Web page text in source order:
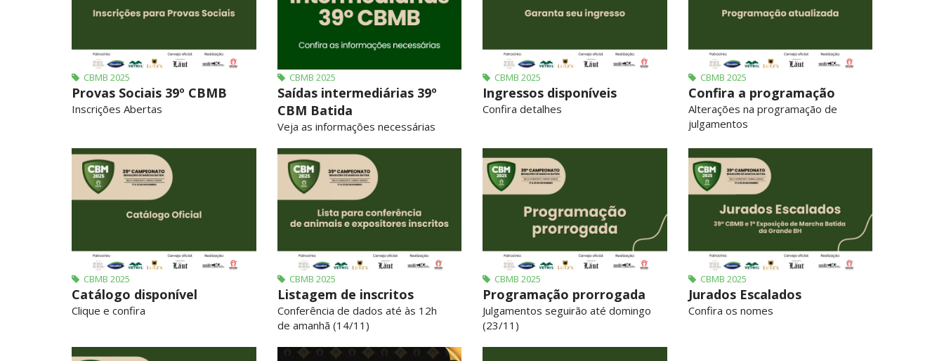
CBMB 2025
Provas Sociais 39º CBMB
Inscrições Abertas
CBMB 2025
Saídas intermediárias 39º
CBM Batida
Veja as informações necessárias
CBMB 2025
Ingressos disponíveis
Confira detalhes
CBMB 2025
Confira a programação
Alterações na programação de
julgamentos
CBMB 2025
Catálogo disponível
Clique e confira
CBMB 2025
Listagem de inscritos
Conferência de dados até às 12h
de amanhã (14/11)
CBMB 2025
Programação prorrogada
Julgamentos seguirão até domingo
(23/11)
CBMB 2025
Jurados Escalados
Confira os nomes